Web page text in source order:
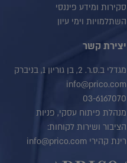
סקירות ומידע פיננסי
השתלמויות וימי עיון
יצירת קשר
מגדלי ב.ס.ר. 2, בן גוריון 1, בניברק
info@prico.com
03-6167070
מנהלת פיתוח עסקי, פניות
הציבור ושירות לקוחות:
רינת קהירי info@prico.com